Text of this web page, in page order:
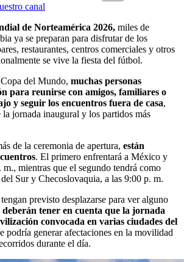
canal
de Norteamérica 2026, miles de
ya se preparan para disfrutar de los
restaurantes, centros comerciales y otros
se vive la fiesta del fútbol.
del Mundo, muchas personas
para reunirse con amigos, familiares o
y seguir los encuentros fuera de casa,
la jornada inaugural y los partidos más
de la ceremonia de apertura, están
. El primero enfrentará a México y
m., mientras que el segundo tendrá como
Sur y Checoslovaquia, a las 9:00 p. m.
previsto desplazarse para ver alguno
deberán tener en cuenta que la jornada
convocada en varias ciudades del
podría generar afectaciones en la movilidad
durante el día.